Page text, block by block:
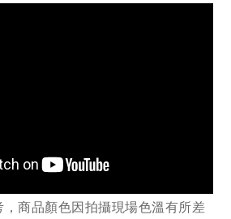
，商品顏色因拍攝現場色溫有所差